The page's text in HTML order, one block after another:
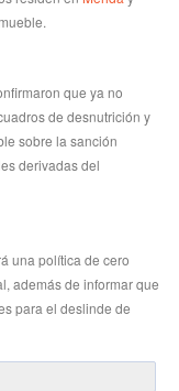
que ya no
de desnutrición y
sobre la sanción
derivadas del
una política de cero
además de informar que
para el deslinde de